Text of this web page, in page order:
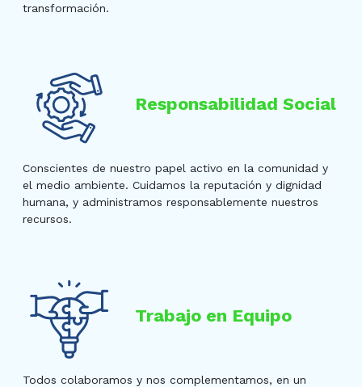
transformación.
Responsabilidad Social
Conscientes de nuestro papel activo en la comunidad y
el medio ambiente. Cuidamos la reputación y dignidad
humana, y administramos responsablemente nuestros
recursos.
Trabajo en Equipo
Todos colaboramos y nos complementamos, en un